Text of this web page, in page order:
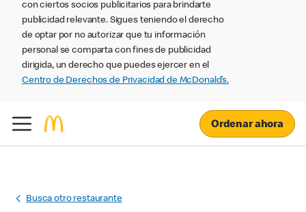
con ciertos socios publicitarios para brindarte
publicidad relevante. Sigues teniendo el derecho
de optar por no autorizar que tu información
personal se comparta con fines de publicidad
dirigida, un derecho que puedes ejercer en el
Centro de Derechos de Privacidad de McDonald’s.
Ordenar ahora
Busca otro restaurante